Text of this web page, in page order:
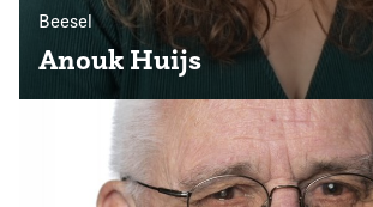
Beesel
Anouk Huijs